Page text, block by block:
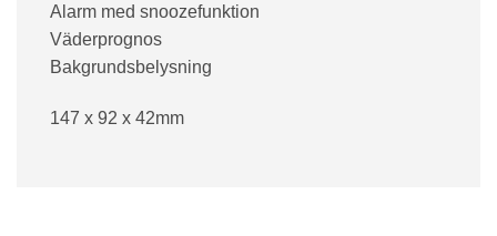
Alarm med snoozefunktion
Väderprognos
Bakgrundsbelysning
147 x 92 x 42mm